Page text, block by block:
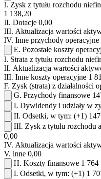
I. Zysk z tytułu rozchodu
1 138,20
II. Dotacje 0,00
III. Aktualizacja wartości
IV. Inne przychody operacyjne
E. Pozostałe koszty
I. Strata z tytułu rozchodu
II. Aktualizacja wartości
III. Inne koszty operacyjne 1
F. Zysk (strata) z działalności
G. Przychody finansowe
I. Dywidendy i udziały w
II. Odsetki, w tym: (+1)
III. Zysk z tytułu
0,00
IV. Aktualizacja wartości
V. inne 0,00
H. Koszty finansowe 1 764
I. Odsetki, w tym: (+1) 1